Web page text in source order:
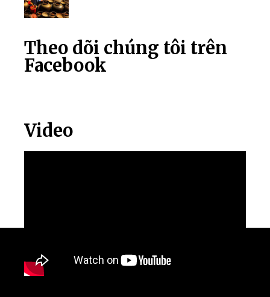
Theo dõi chúng tôi trên
Facebook
Video